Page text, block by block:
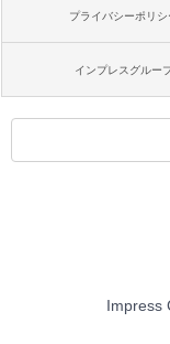
プライバシーポリシ
インプレスグルー
Impress